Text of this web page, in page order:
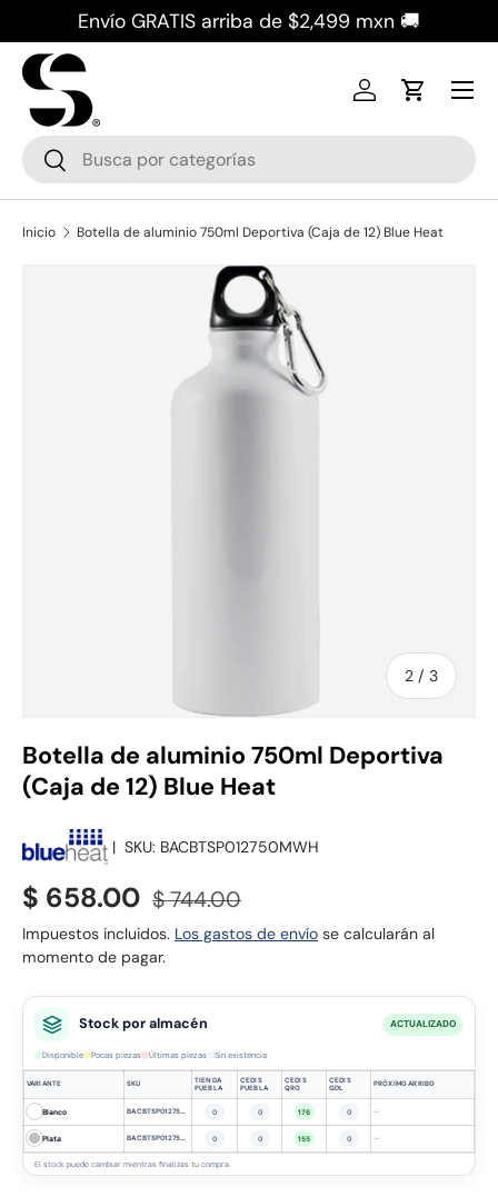
Ir al contenido
Envío GRATIS arriba de $2,499 mxn 🚚
Buscar
Buscar
Iniciar sesión
Carrito
Inicio Botella de aluminio 750ml Deportiva (Caja de 12) Blue Heat
Ir directamente a la información del producto
La imagen 2 ya está disponible en la vista de galería
2 / de
3
Botella de aluminio 750ml Deportiva
(Caja de 12) Blue Heat
| SKU: BACBTSP012750MWH
Precio de venta
$ 658.00 Precio normal
$ 744.00
Impuestos incluidos. Los gastos de envío se calcularán al
momento de pagar.
Stock por almacén ACTUALIZADO
Disponible Pocas piezas Últimas piezas Sin existencia
VARIANTE SKU
TIENDA
PUEBLA
CEDIS
PUEBLA
CEDIS
QRO
CEDIS
GDL
PRÓXIMO ARRIBO
Blanco BACBTSP012750MWH 0 0 176 0 —
Plata BACBTSP012750MSV 0 0 155 0 —
El stock puede cambiar mientras finalizas tu compra.